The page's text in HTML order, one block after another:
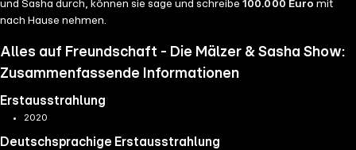
und Sasha durch, können sie sage und schreibe100.000 Euro mit
nach Hause nehmen.
Alles auf Freundschaft - Die Mälzer & Sasha Show:
Zusammenfassende Informationen
Erstausstrahlung
2020
Deutschsprachige Erstausstrahlung